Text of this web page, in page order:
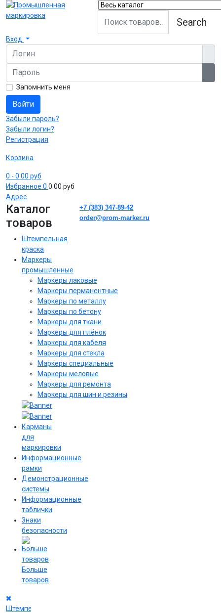
Search
Вход
Логин
Пароль
Запомнить меня
Войти
Забыли пароль?
Забыли логин?
Регистрация
Корзина
0 - 0.00 руб
Избранное 0 0.00 руб
Адрес
Каталог
товаров
Штемпельная
краска
Маркеры
промышленные
Маркеры лаковые
Маркеры перманентные
Маркеры по металлу
Маркеры по бетону
Маркеры для ткани
Маркеры для плёнок
Маркеры для кабеля
Маркеры для стекла
Маркеры специальные
Маркеры меловые
Маркеры для ремонта
Маркеры для шин и резины
Карманы
для
маркировки
Информационные
рамки
Демонстрационные
системы
Информационные
таблички
Знаки
безопасности
Больше
товаров
Штемпельная
+7 (383) 347-89-42
order@prom-marker.ru